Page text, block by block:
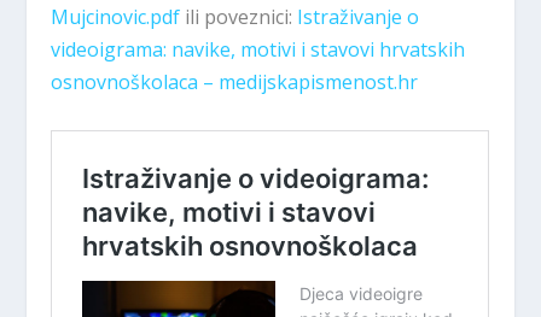
Mujcinovic.pdf ili poveznici: Istraživanje o
videoigrama: navike, motivi i stavovi hrvatskih
osnovnoškolaca – medijskapismenost.hr